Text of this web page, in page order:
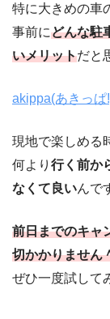
特に大きめの車
事前にどんな駐
いメリットだと
akippa(あきっぱ
現地で楽しめる
何より 行く前か
なくて良いんで
前日までのキャ
切かかりません
ぜひ一度試して